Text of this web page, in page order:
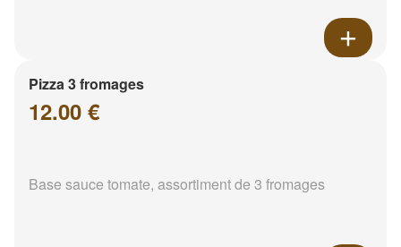
Pizza 3 fromages
12.00 €
Base sauce tomate, assortiment de 3 fromages